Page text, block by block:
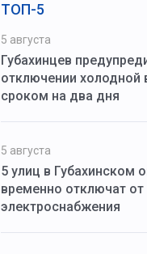
ТОП-5
5 августа
Губахинцев
отключении холодной
сроком на два дня
5 августа
5 улиц в Губахинском
временно отключат от
электроснабжения